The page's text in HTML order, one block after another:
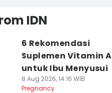
IDN
6 Rekomendasi
Suplemen Vitamin A
untuk Ibu Menyusui
8 Aug 2026, 14:16 WIB
Pregnancy